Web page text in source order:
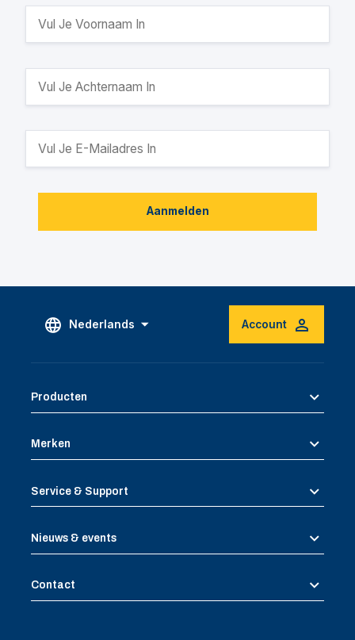
Aanmelden
Nederlands Account
Producten
Merken
Service & Support
Nieuws & events
Contact